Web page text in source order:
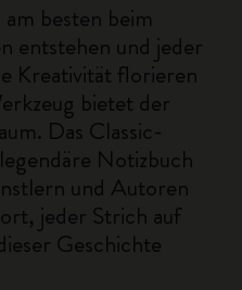
besten beim
entstehen und jeder
Kreativität florieren
bietet der
Das Classic-
Notizbuch
und Autoren
jeder Strich auf
Geschichte